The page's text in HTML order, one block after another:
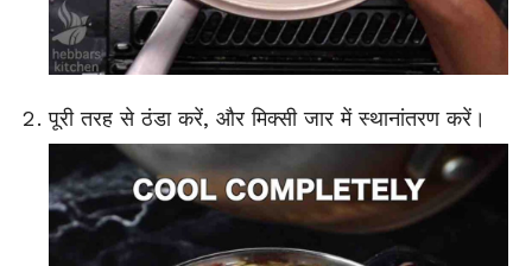
पूरी तरह से ठंडा करें, और मिक्सी जार में स्थानांतरण करें।